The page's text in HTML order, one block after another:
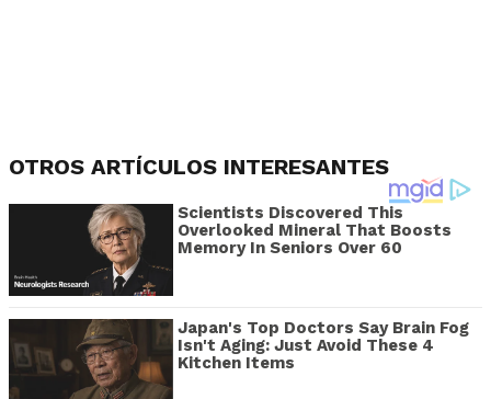
OTROS ARTÍCULOS INTERESANTES
Scientists Discovered This
Overlooked Mineral That Boosts
Memory In Seniors Over 60
Japan's Top Doctors Say Bra​in Fo​g
Isn't Aging: Just Avoid These 4
Kitchen Items